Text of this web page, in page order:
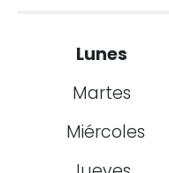
Lunes
Martes
Miércoles